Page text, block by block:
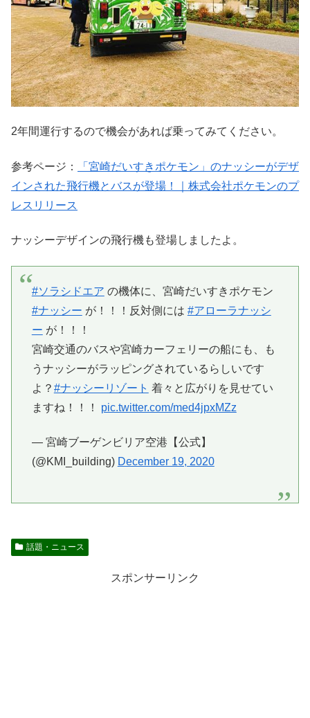
2年間運行するので機会があれば乗ってみてください。
参考ページ：
「宮崎だいすきポケモン」のナッシーがデザ
インされた飛行機とバスが登場！｜株式会社ポケモンのプ
レスリリース
ナッシーデザインの飛行機も登場しましたよ。
#ソラシドエア の機体に、宮崎だいすきポケモン
#ナッシー が！！！反対側には #アローラナッシ
ー が！！！
宮崎交通のバスや宮崎カーフェリーの船にも、も
うナッシーがラッピングされているらしいです
よ？ #ナッシーリゾート 着々と広がりを見せてい
ますね！！！ pic.twitter.com/med4jpxMZz
— 宮崎ブーゲンビリア空港【公式】
(@KMI_building) December 19, 2020
話題・ニュース
スポンサーリンク